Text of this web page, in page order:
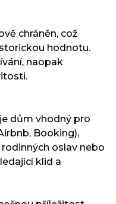
chráněn, což
hodnotu.
naopak
dům vhodný pro
Booking),
oslav nebo
klid a